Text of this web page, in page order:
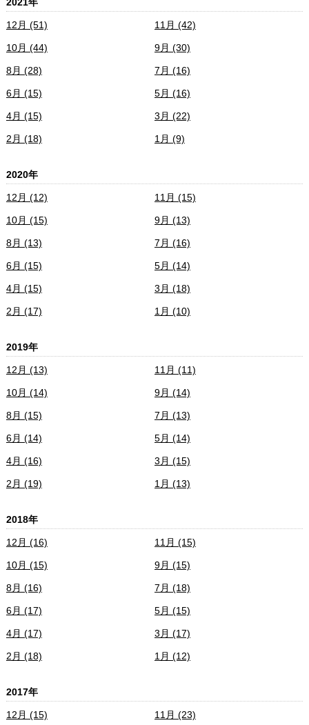
12月 (51) 11月 (42)
10月 (44) 9月 (30)
8月 (28) 7月 (16)
6月 (15) 5月 (16)
4月 (15) 3月 (22)
2月 (18) 1月 (9)
2020年
12月 (12) 11月 (15)
10月 (15) 9月 (13)
8月 (13) 7月 (16)
6月 (15) 5月 (14)
4月 (15) 3月 (18)
2月 (17) 1月 (10)
2019年
12月 (13) 11月 (11)
10月 (14) 9月 (14)
8月 (15) 7月 (13)
6月 (14) 5月 (14)
4月 (16) 3月 (15)
2月 (19) 1月 (13)
2018年
12月 (16) 11月 (15)
10月 (15) 9月 (15)
8月 (16) 7月 (18)
6月 (17) 5月 (15)
4月 (17) 3月 (17)
2月 (18) 1月 (12)
2017年
12月 (15) 11月 (23)